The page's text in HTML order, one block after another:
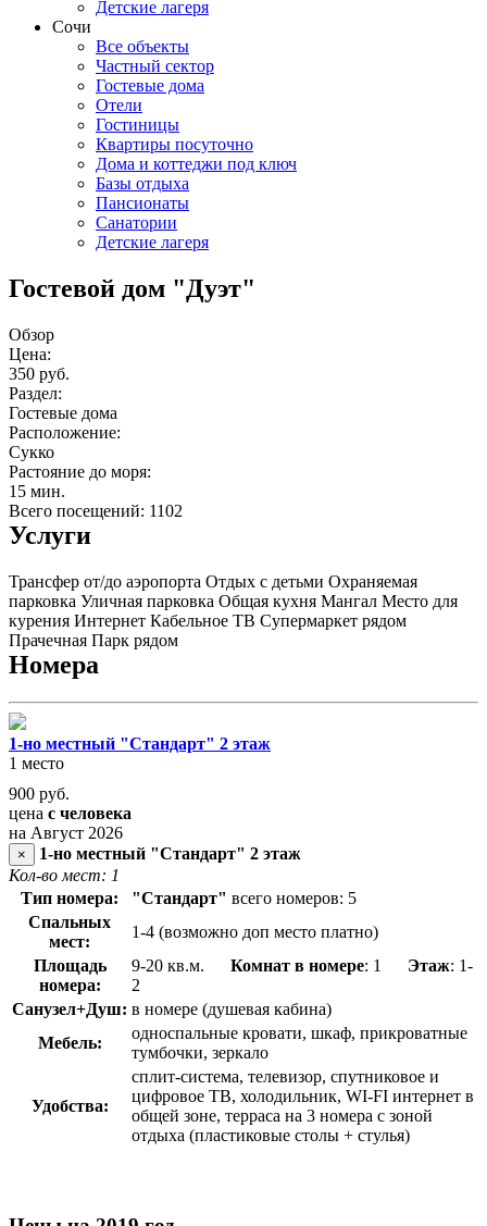
Детские лагеря
Сочи
Все объекты
Частный сектор
Гостевые дома
Отели
Гостиницы
Квартиры посуточно
Дома и коттеджи под ключ
Базы отдыха
Пансионаты
Санатории
Детские лагеря
Гостевой дом "Дуэт"
Обзор
Цена:
350 руб.
Раздел:
Гостевые дома
Расположение:
Сукко
Растояние до моря:
15 мин.
Всего посещений: 1102
Услуги
Трансфер от/до аэропорта Отдых с детьми Охраняемая
парковка Уличная парковка Общая кухня Мангал Место для
курения Интернет Кабельное ТВ Супермаркет рядом
Прачечная Парк рядом
Номера
1-но местный "Стандарт" 2 этаж
1 место
900 руб.
цена с человека
на Август 2026
×
1-но местный "Стандарт" 2 этаж
Кол-во мест: 1
Тип номера:
"Стандарт" всего номеров: 5
Спальных
мест:
1-4 (возможно доп место платно)
Площадь
номера:
9-20 кв.м. Комнат в номере: 1 Этаж: 1-
2
Санузел+Душ: в номере (душевая кабина)
Мебель:
односпальные кровати, шкаф, прикроватные
тумбочки, зеркало
Удобства:
сплит-система, телевизор, спутниковое и
цифровое ТВ, холодильник, WI-FI интернет в
общей зоне, терраса на 3 номера с зоной
отдыха (пластиковые столы + стулья)